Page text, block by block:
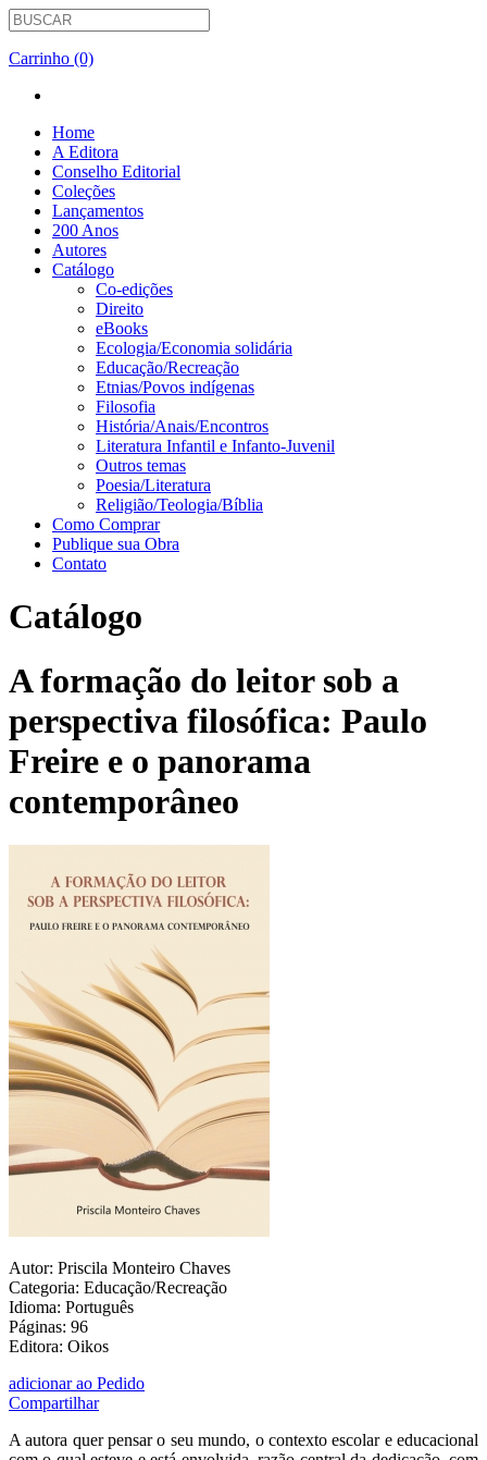
Carrinho (0)
Home
A Editora
Conselho Editorial
Coleções
Lançamentos
200 Anos
Autores
Catálogo
Co-edições
Direito
eBooks
Ecologia/Economia solidária
Educação/Recreação
Etnias/Povos indígenas
Filosofia
História/Anais/Encontros
Literatura Infantil e Infanto-Juvenil
Outros temas
Poesia/Literatura
Religião/Teologia/Bíblia
Como Comprar
Publique sua Obra
Contato
Catálogo
A formação do leitor sob a
perspectiva filosófica: Paulo
Freire e o panorama
contemporâneo
Autor: Priscila Monteiro Chaves
Categoria: Educação/Recreação
Idioma: Português
Páginas: 96
Editora: Oikos
adicionar ao Pedido
Compartilhar
A autora quer pensar o seu mundo, o contexto escolar e educacional